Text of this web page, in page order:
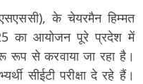
के चेयरमैन हिम्मत
का आयोजन पूरे प्रदेश में
रूप से करवाया जा रहा है।
सीईटी परीक्षा दे रहे हैं।